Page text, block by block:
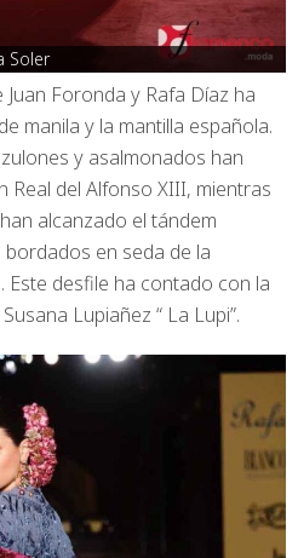
Soler
Foronda y Rafa Díaz ha
manila y la mantilla española.
y asalmonados han
Real del Alfonso XIII, mientras
alcanzado el tándem
en seda de la
Este desfile ha contado con la
Lupiañez “ La Lupi”.